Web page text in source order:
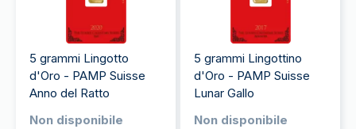
5 grammi Lingotto
d'Oro - PAMP Suisse
Anno del Ratto
Non disponibile
5 grammi Lingottino
d'Oro - PAMP Suisse
Lunar Gallo
Non disponibile